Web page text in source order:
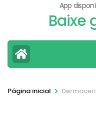
App
Baixe
Página inicial >